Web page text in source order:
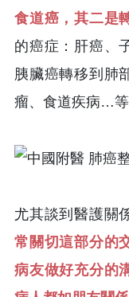
食道癌，其二是
的癌症：肝癌、
胰臟癌轉移到肺
瘤、食道疾病…等
尤其談到醫護關
常關切這部分的
病友做好充分的